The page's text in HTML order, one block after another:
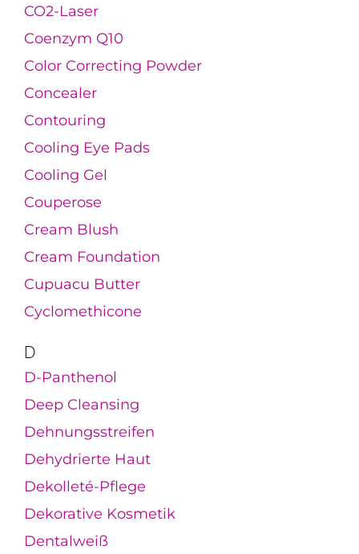
CO2-Laser
Coenzym Q10
Color Correcting Powder
Concealer
Contouring
Cooling Eye Pads
Cooling Gel
Couperose
Cream Blush
Cream Foundation
Cupuacu Butter
Cyclomethicone
D
D-Panthenol
Deep Cleansing
Dehnungsstreifen
Dehydrierte Haut
Dekolleté-Pflege
Dekorative Kosmetik
Dentalweiß